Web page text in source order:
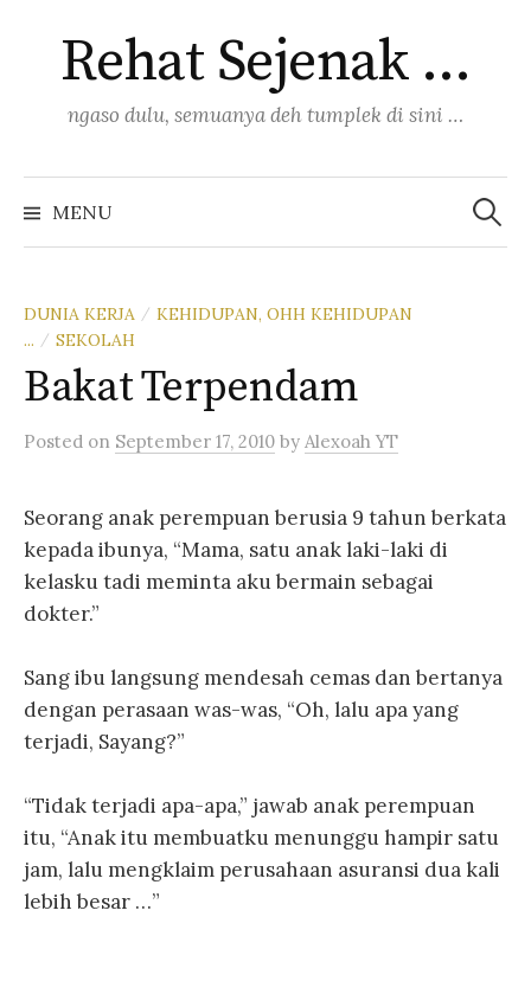
content
Rehat Sejenak …
ngaso dulu, semuanya deh tumplek di sini …
MENU
Search
for:
DUNIA KERJA / KEHIDUPAN, OHH KEHIDUPAN
...
/ SEKOLAH
Bakat Terpendam
Posted on September 17, 2010 by Alexoah YT
Seorang anak perempuan berusia 9 tahun berkata
kepada ibunya, “Mama, satu anak laki-laki di
kelasku tadi meminta aku bermain sebagai
dokter.”
Sang ibu langsung mendesah cemas dan bertanya
dengan perasaan was-was, “Oh, lalu apa yang
terjadi, Sayang?”
“Tidak terjadi apa-apa,” jawab anak perempuan
itu, “Anak itu membuatku menunggu hampir satu
jam, lalu mengklaim perusahaan asuransi dua kali
lebih besar …”